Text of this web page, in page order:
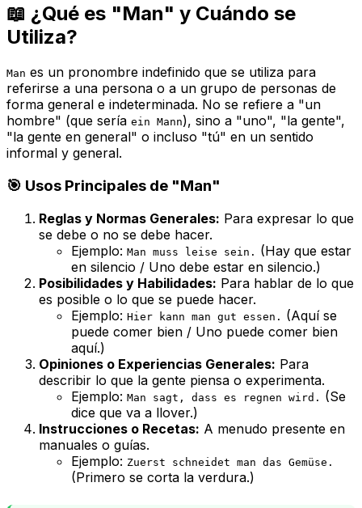
📖 ¿Qué es "Man" y Cuándo se
Utiliza?
Man es un pronombre indefinido que se utiliza para
referirse a una persona o a un grupo de personas de
forma general e indeterminada. No se refiere a "un
hombre" (que sería ein Mann), sino a "uno", "la gente",
"la gente en general" o incluso "tú" en un sentido
informal y general.
🎯 Usos Principales de "Man"
Reglas y Normas Generales: Para expresar lo que
se debe o no se debe hacer.
Ejemplo: Man muss leise sein. (Hay que estar
en silencio / Uno debe estar en silencio.)
Posibilidades y Habilidades: Para hablar de lo que
es posible o lo que se puede hacer.
Ejemplo: Hier kann man gut essen. (Aquí se
puede comer bien / Uno puede comer bien
aquí.)
Opiniones o Experiencias Generales: Para
describir lo que la gente piensa o experimenta.
Ejemplo: Man sagt, dass es regnen wird. (Se
dice que va a llover.)
Instrucciones o Recetas: A menudo presente en
manuales o guías.
Ejemplo: Zuerst schneidet man das Gemüse.
(Primero se corta la verdura.)